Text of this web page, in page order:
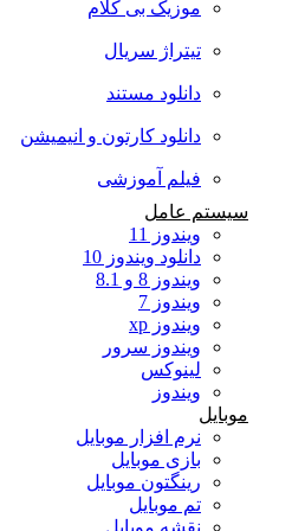
موزیک بی کلام
تیتراژ سریال
دانلود مستند
دانلود کارتون و انیمیشن
فیلم آموزشی
سیستم عامل
ویندوز 11
دانلود ویندوز 10
ویندوز 8 و 8.1
ویندوز 7
ویندوز xp
ویندوز سرور
لینوکس
ویندوز
نرم افزار موبایل
بازی موبایل
رینگتون موبایل
تم موبایل
نقشه موبایل